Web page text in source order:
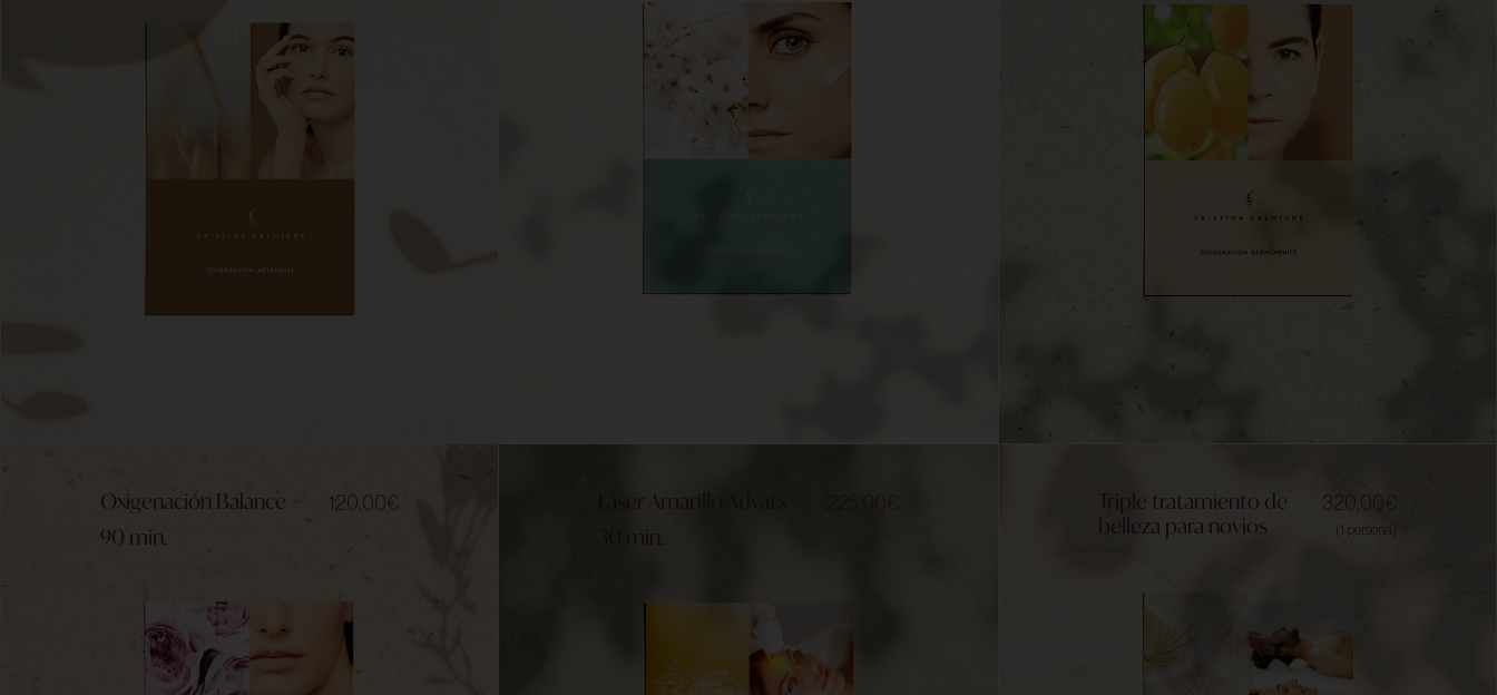
Oxigenación Balance +
90 min.
120,00€
Láser Amarillo Advatx
30 min.
Triple tratamiento de
belleza para novios
320,00€
(1 persona)